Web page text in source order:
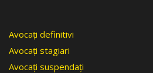
Avocaţi definitivi
Avocaţi stagiari
Avocaţi suspendaţi